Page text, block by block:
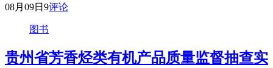
08月09日 9评论
图书
贵州省芳香烃类有机产品质量监督抽查实